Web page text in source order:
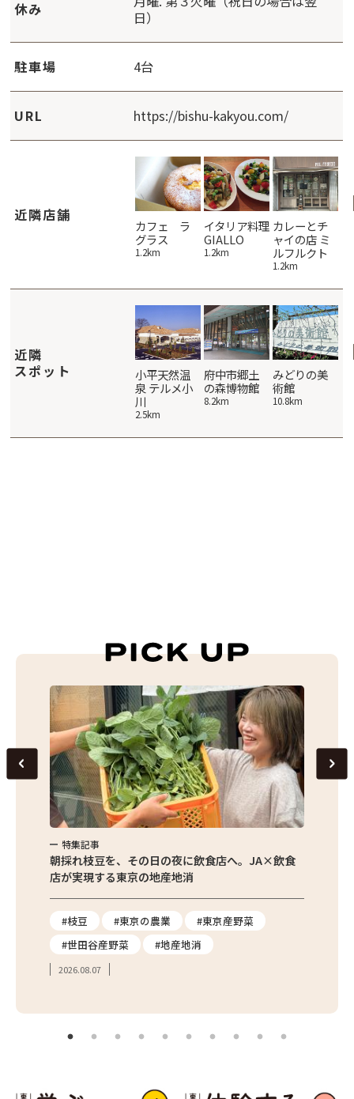
休み
日）
駐車場 4台
URL https://bishu-kakyou.com/
近隣店舗
Tuttofare
カフェ ラ
グラス
1.2km
イタリア料理
GIALLO
1.2km
カレーとチ
ャイの店 ミ
ルフルクト
1.2km
近隣
スポット
林養樹園
八王子市高
小平天然温
泉 テルメ小
川
2.5km
府中市郷土
の森博物館
8.2km
みどりの美
術館
10.8km
特集記事
朝採れ枝豆を、その日の夜に飲食店へ。JA×飲食
店が実現する東京の地産地消
#枝豆 #東京の農業
#東京産野菜
#世田谷産野菜
#地産地消
2026.08.07